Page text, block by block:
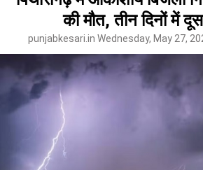
की मौत, तीन दिनों में
punjabkesari.in Wednesday, May 27,